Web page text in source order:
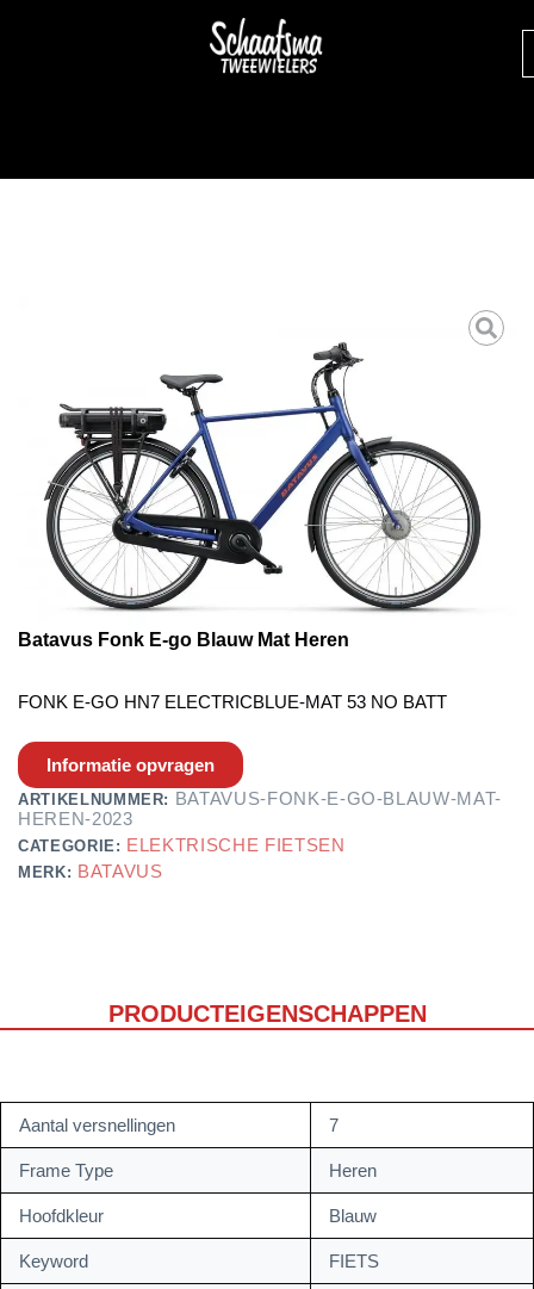
Batavus Fonk E-go Blauw Mat Heren
FONK E-GO HN7 ELECTRICBLUE-MAT 53 NO BATT
Informatie opvragen
ARTIKELNUMMER: BATAVUS-FONK-E-GO-BLAUW-MAT-
HEREN-2023
CATEGORIE: ELEKTRISCHE FIETSEN
MERK: BATAVUS
PRODUCTEIGENSCHAPPEN
Aantal versnellingen 7
Frame Type Heren
Hoofdkleur Blauw
Keyword FIETS